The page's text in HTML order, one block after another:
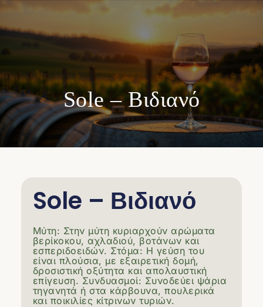
Sole – Βιδιανό
Sole – Βιδιανό
Μύτη: Στην μύτη κυριαρχούν αρώματα
βερίκοκου, αχλαδιού, βοτάνων και
εσπεριδοειδών. Στόμα: Η γεύση του
είναι πλούσια, µε εξαιρετική δομή,
δροσιστική οξύτητα και απολαυστική
επίγευση. Συνδυασμοί: Συνοδεύει ψάρια
τηγανητά ή στα κάρβουνα, πουλερικά
και ποικιλίες κίτρινων τυριών.